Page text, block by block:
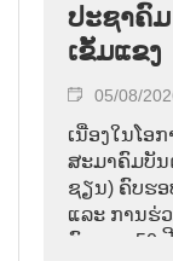
ປະຊາຄົ
ເຂັ້ມແຂງ
05/08/
ເນື່ອງໃນໂອ
ສະມາຄົມບັນ
ຊຽນ) ຄົບຮອ
ແລະ ການຮ່
ຄົບຮອບ 50